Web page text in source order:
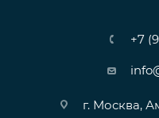
+7
г. Москва,